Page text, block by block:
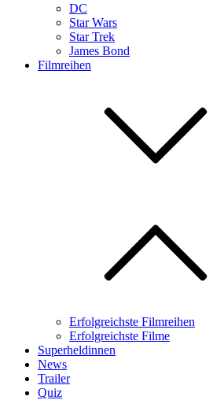
DC
Star Wars
Star Trek
James Bond
Filmreihen
Erfolgreichste Filmreihen
Erfolgreichste Filme
Superheldinnen
News
Trailer
Quiz